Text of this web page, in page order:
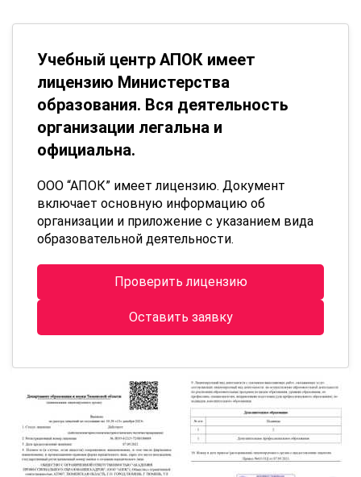
Учебный центр АПОК имеет
лицензию Министерства
образования. Вся деятельность
организации легальна и
официальна.
ООО “АПОК” имеет лицензию. Документ
включает основную информацию об
организации и приложение с указанием вида
образовательной деятельности.
Проверить лицензию
Оставить заявку